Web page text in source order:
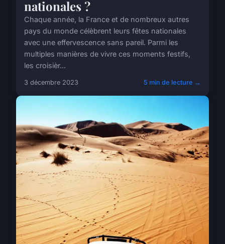
nationales ?
Chaque année, la France et de nombreux autres
pays du monde célèbrent leurs fêtes nationales
avec une effervescence sans pareil. Parmi les
multiples manières de vivre ces moments festifs,
les croisièr...
3 décembre 2023 5 min de lecture →